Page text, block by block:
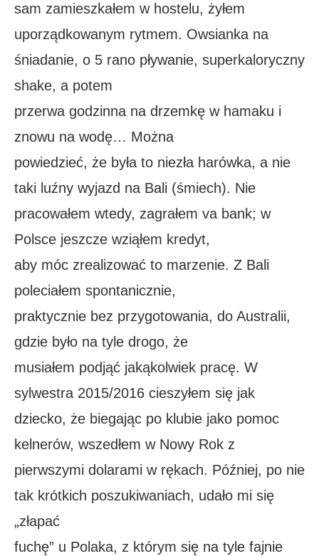
sam zamieszkałem w hostelu, żyłem
uporządkowanym rytmem. Owsianka na
śniadanie, o 5 rano pływanie, superkaloryczny
shake, a potem
przerwa godzinna na drzemkę w hamaku i
znowu na wodę… Można
powiedzieć, że była to niezła harówka, a nie
taki luźny wyjazd na Bali (śmiech). Nie
pracowałem wtedy, zagrałem va bank; w
Polsce jeszcze wziąłem kredyt,
aby móc zrealizować to marzenie. Z Bali
poleciałem spontanicznie,
praktycznie bez przygotowania, do Australii,
gdzie było na tyle drogo, że
musiałem podjąć jakąkolwiek pracę. W
sylwestra 2015/2016 cieszyłem się jak
dziecko, że biegając po klubie jako pomoc
kelnerów, wszedłem w Nowy Rok z
pierwszymi dolarami w rękach. Później, po nie
tak krótkich poszukiwaniach, udało mi się
„złapać
fuchę” u Polaka, z którym się na tyle fajnie